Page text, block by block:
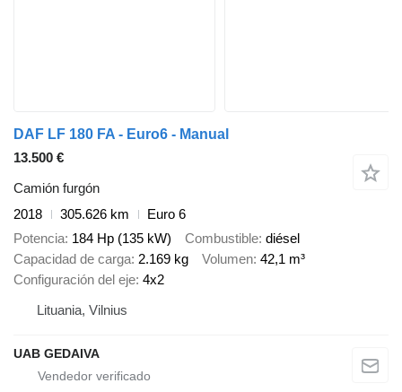
DAF LF 180 FA - Euro6 - Manual
13.500 €
Camión furgón
2018
305.626 km
Euro 6
Potencia 184 Hp (135 kW) Combustible diésel
Capacidad de carga 2.169 kg Volumen 42,1 m³
Configuración del eje 4x2
Lituania, Vilnius
UAB GEDAIVA